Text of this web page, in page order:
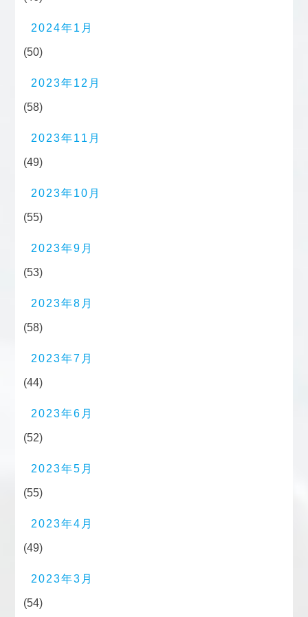
2024年1月
(50)
2023年12月
(58)
2023年11月
(49)
2023年10月
(55)
2023年9月
(53)
2023年8月
(58)
2023年7月
(44)
2023年6月
(52)
2023年5月
(55)
2023年4月
(49)
2023年3月
(54)